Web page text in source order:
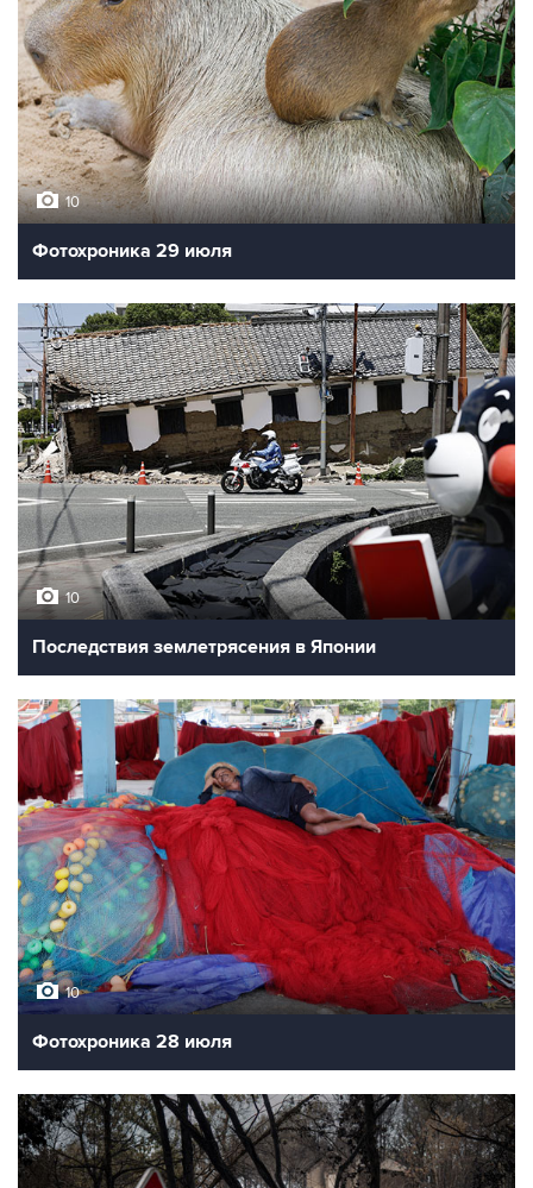
10
Фотохроника 29 июля
10
Последствия землетрясения в Японии
10
Фотохроника 28 июля